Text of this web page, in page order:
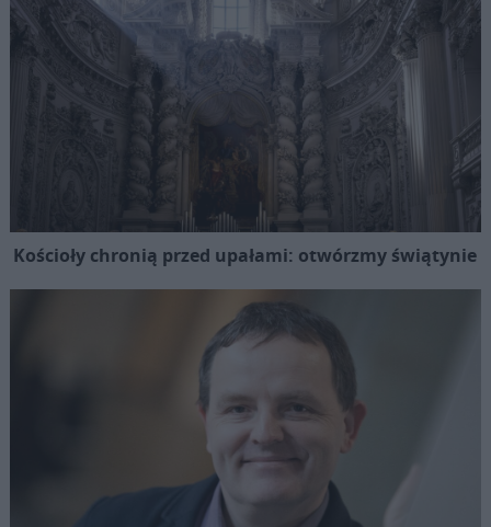
Kościoły chronią przed upałami: otwórzmy świątynie